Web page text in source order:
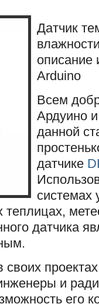
Датчик
описание
Arduino
Всем
Ардуино
данной
датчике
системах
датчика
проектах
и
его